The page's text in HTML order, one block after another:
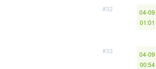
#32
04-09
01:01
#33
04-09
00:54